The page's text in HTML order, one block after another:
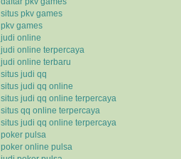
situs pkv games
pkv games
judi online
judi online terpercaya
judi online terbaru
situs judi qq
situs judi qq online
situs judi qq online terpercaya
situs qq online terpercaya
situs judi qq online terpercaya
poker pulsa
poker online pulsa